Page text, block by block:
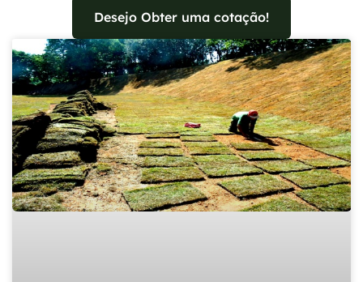
Desejo Obter uma cotação!